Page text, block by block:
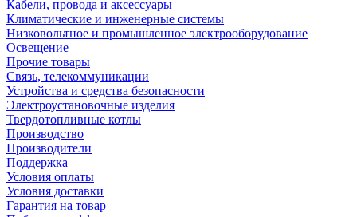
Кабели, провода и аксессуары
Климатические и инженерные системы
Низковольтное и промышленное электрооборудование
Освещение
Прочие товары
Связь, телекоммуникации
Устройства и средства безопасности
Электроустановочные изделия
Твердотопливные котлы
Производство
Производители
Поддержка
Условия оплаты
Условия доставки
Гарантия на товар